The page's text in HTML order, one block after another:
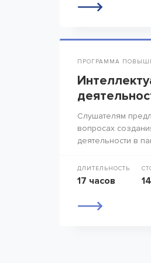
ПРОГРАММА
Слушателям
вопросах
деятельности в
ДЛИТЕЛЬНОСТЬ
17 часов